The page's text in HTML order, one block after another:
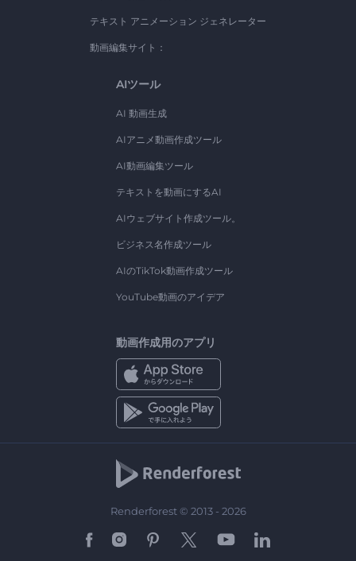
テキスト アニメーション ジェネレーター
動画編集サイト：
AIツール
AI 動画生成
AIアニメ動画作成ツール
AI動画編集ツール
テキストを動画にするAI
AIウェブサイト作成ツール。
ビジネス名作成ツール
AIのTikTok動画作成ツール
YouTube動画のアイデア
動画作成用のアプリ
Renderforest © 2013 - 2026